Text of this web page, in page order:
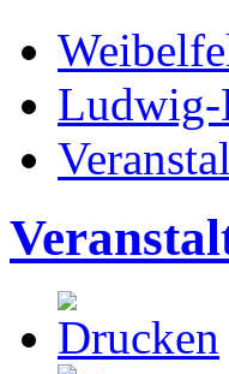
Ludwig-